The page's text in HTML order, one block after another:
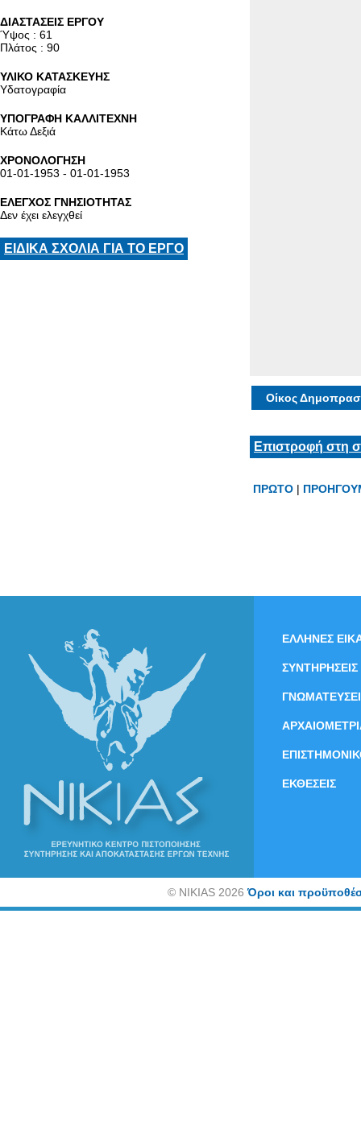
ΔΙΑΣΤΑΣΕΙΣ ΕΡΓΟΥ
Ύψος : 61
Πλάτος : 90
ΥΛΙΚΟ ΚΑΤΑΣΚΕΥΗΣ
Υδατογραφία
ΥΠΟΓΡΑΦΗ ΚΑΛΛΙΤΕΧΝΗ
Κάτω Δεξιά
ΧΡΟΝΟΛΟΓΗΣΗ
01-01-1953 - 01-01-1953
ΕΛΕΓΧΟΣ ΓΝΗΣΙΟΤΗΤΑΣ
Δεν έχει ελεγχθεί
ΕΙΔΙΚΑ ΣΧΟΛΙΑ ΓΙΑ ΤΟ ΕΡΓΟ
Οίκος
Επιστροφή στη
ΠΡΩΤΟ |
ΕΛΛΗΝΕΣ
ΣΥΝΤΗΡΗΣΕΙΣ
ΕΚΘΕΣΕΙΣ
©NIKIAS 2026Όροι και